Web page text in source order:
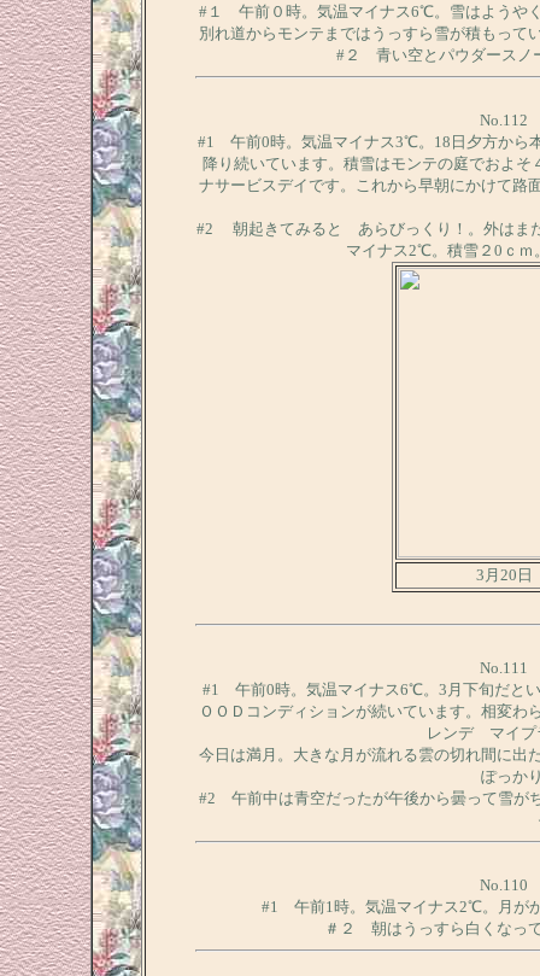
#１ 午前０時。気温マイナス6℃。雪はようや
別れ道からモンテまではうっすら雪が積もって
#２ 青い空とパウダースノ
No.112
#1 午前0時。気温マイナス3℃。18日夕方から
降り続いています。積雪はモンテの庭でおよ
ナサービスデイです。これから早朝にかけて路
#2 朝起きてみると あらびっくり！。外はま
マイナス2℃。積雪２0ｃ
3月20日
No.111
#1 午前0時。気温マイナス6℃。3月下旬だと
ＯＯＤコンディションが続いています。相変
レンデ マイプ
今日は満月。大きな月が流れる雲の切れ間に出
ぽっか
#2 午前中は青空だったが午後から曇って雪が
No.110
#1 午前1時。気温マイナス2℃。月が
＃２ 朝はうっすら白くなっ